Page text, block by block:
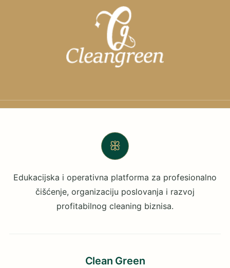
ꕥ
Edukacijska i operativna platforma za profesionalno
čišćenje, organizaciju poslovanja i razvoj
profitabilnog cleaning biznisa.
Clean Green